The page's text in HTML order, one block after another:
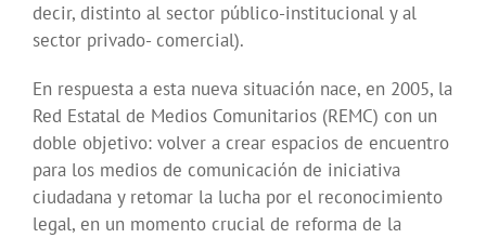
decir, distinto al sector público-institucional y al
sector privado- comercial).
En respuesta a esta nueva situación nace, en 2005, la
Red Estatal de Medios Comunitarios (REMC) con un
doble objetivo: volver a crear espacios de encuentro
para los medios de comunicación de iniciativa
ciudadana y retomar la lucha por el reconocimiento
legal, en un momento crucial de reforma de la